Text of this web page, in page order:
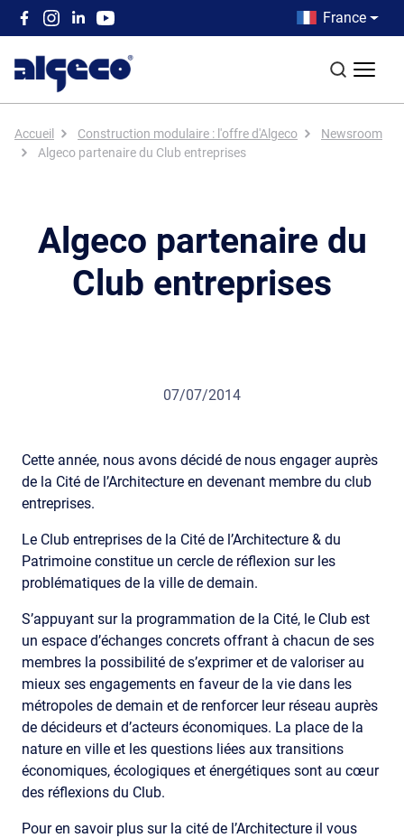
Aller au contenu principal
Top left menu
Country menu
France
Fil d'Ariane
Accueil Construction modulaire : l'offre d'Algeco
Newsroom
Algeco partenaire du Club entreprises
Algeco partenaire du
Club entreprises
07/07/2014
Cette année, nous avons décidé de nous engager auprès
de la Cité de l’Architecture en devenant membre du club
entreprises.
Le Club entreprises de la Cité de l’Architecture & du
Patrimoine constitue un cercle de réflexion sur les
problématiques de la ville de demain.
S’appuyant sur la programmation de la Cité, le Club est
un espace d’échanges concrets offrant à chacun de ses
membres la possibilité de s’exprimer et de valoriser au
mieux ses engagements en faveur de la vie dans les
métropoles de demain et de renforcer leur réseau auprès
de décideurs et d’acteurs économiques. La place de la
nature en ville et les questions liées aux transitions
économiques, écologiques et énergétiques sont au cœur
des réflexions du Club.
Pour en savoir plus sur la cité de l’Architecture il vous